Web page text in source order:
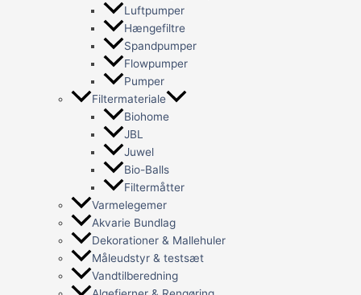
Luftpumper
Hængefiltre
Spandpumper
Flowpumper
Pumper
Filtermateriale
Biohome
JBL
Juwel
Bio-Balls
Filtermåtter
Varmelegemer
Akvarie Bundlag
Dekorationer & Mallehuler
Måleudstyr & testsæt
Vandtilberedning